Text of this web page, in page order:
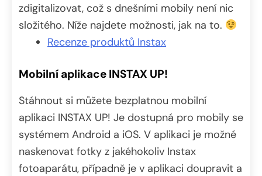
zdigitalizovat, což s dnešními mobily není nic
složitého. Níže najdete možnosti, jak na to.
Recenze produktů Instax
Mobilní aplikace INSTAX UP!
Stáhnout si můžete bezplatnou mobilní
aplikaci INSTAX UP! Je dostupná pro mobily se
systémem Android a iOS. V aplikaci je možné
naskenovat fotky z jakéhokoliv Instax
fotoaparátu, případně je v aplikaci doupravit a